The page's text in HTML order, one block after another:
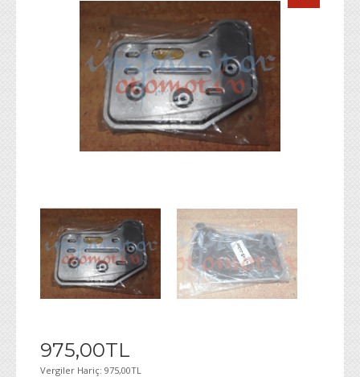
975,00TL
Vergiler Hariç: 975,00TL